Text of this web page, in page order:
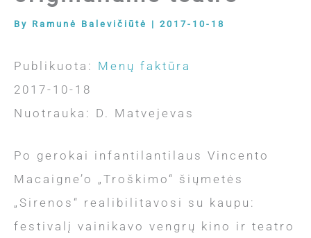
By Ramunė Balevičiūtė | 2017-10-18
Publikuota: Menų faktūra
2017-10-18
Nuotrauka: D. Matvejevas
Po gerokai infantilantilaus Vincento
Macaigne’o „Troškimo“ šiųmetės
„Sirenos“ realibilitavosi su kaupu:
festivalį vainikavo vengrų kino ir teatro